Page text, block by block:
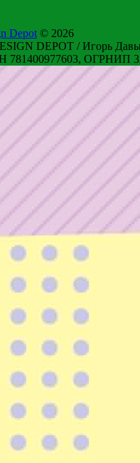
Depot © 2026
DEPOT / Игорь
781400977603, ОГРНИП